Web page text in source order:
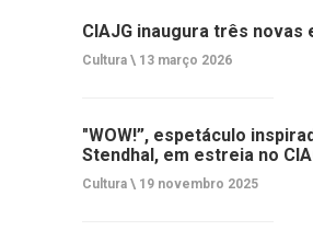
CIAJG inaugura três novas
Cultura \ 13 março 2026
"WOW!”, espetáculo
Stendhal, em estreia no
Cultura \ 19 novembro 2025